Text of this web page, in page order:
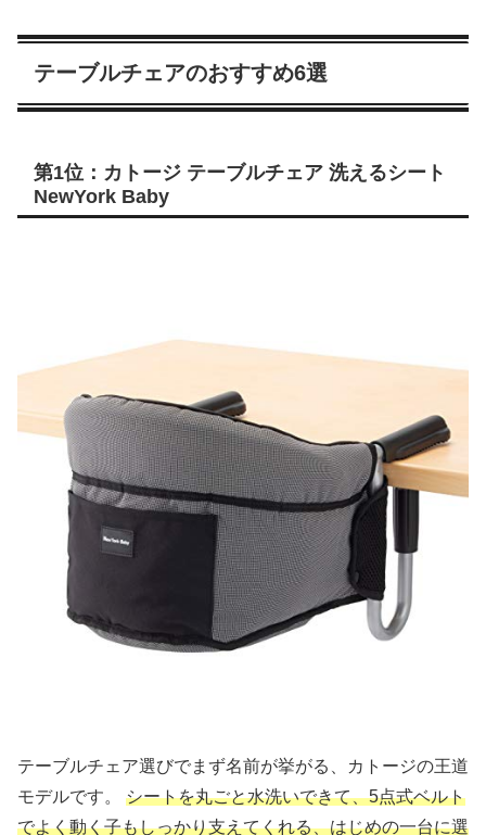
テーブルチェアのおすすめ6選
第1位：カトージ テーブルチェア 洗えるシート
NewYork Baby
テーブルチェア選びでまず名前が挙がる、カトージの王道
モデルです。 シートを丸ごと水洗いできて、5点式ベルト
でよく動く子もしっかり支えてくれる、はじめの一台に選